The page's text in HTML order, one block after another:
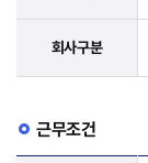
회사구분
근무조건